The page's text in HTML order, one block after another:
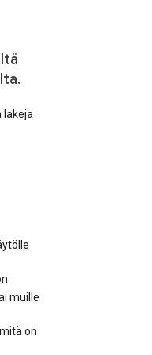
lakeja
muille
on